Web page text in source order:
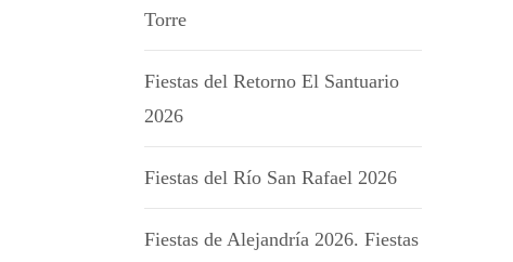
Torre
Fiestas del Retorno El Santuario
2026
Fiestas del Río San Rafael 2026
Fiestas de Alejandría 2026. Fiestas